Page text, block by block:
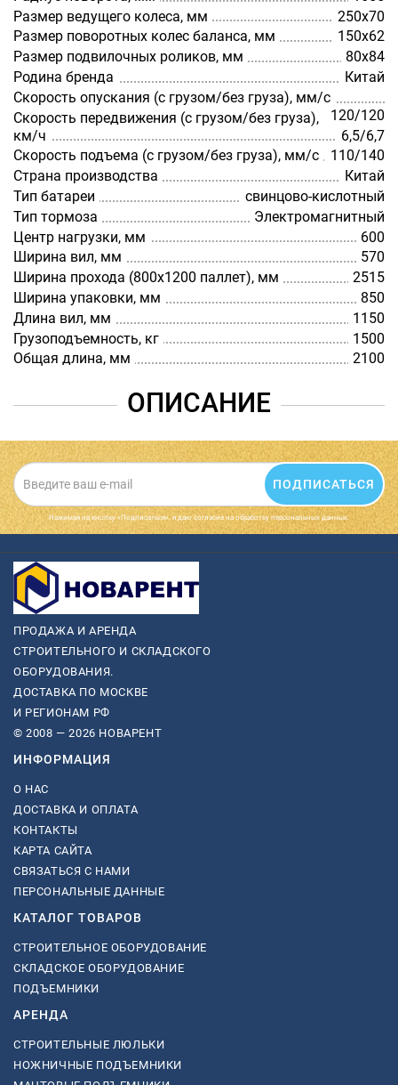
Размер ведущего колеса, мм
250x70
Размер поворотных колес баланса, мм
150х62
Размер подвилочных роликов, мм
80х84
Родина бренда
Китай
Скорость опускания (с грузом/без груза), мм/с
120/120
Скорость передвижения (с грузом/без груза),
км/ч
6,5/6,7
Скорость подъема (с грузом/без груза), мм/с
110/140
Страна производства
Китай
Тип батареи
свинцово-кислотный
Тип тормоза
Электромагнитный
Центр нагрузки, мм
600
Ширина вил, мм
570
Ширина прохода (800х1200 паллет), мм
2515
Ширина упаковки, мм
850
Длина вил, мм
1150
Грузоподъемность, кг
1500
Общая длина, мм
2100
ОПИСАНИЕ
ПОДПИСАТЬСЯ
Нажимая на кнопку «Подписаться», я даю cогласие на обработку персональных данных.
ПРОДАЖА И АРЕНДА
СТРОИТЕЛЬНОГО И СКЛАДСКОГО
ОБОРУДОВАНИЯ.
ДОСТАВКА ПО МОСКВЕ
И РЕГИОНАМ РФ
© 2008 — 2026 НОВАРЕНТ
ИНФОРМАЦИЯ
О НАС
ДОСТАВКА И ОПЛАТА
КОНТАКТЫ
КАРТА САЙТА
СВЯЗАТЬСЯ С НАМИ
ПЕРСОНАЛЬНЫЕ ДАННЫЕ
КАТАЛОГ ТОВАРОВ
СТРОИТЕЛЬНОЕ ОБОРУДОВАНИЕ
СКЛАДСКОЕ ОБОРУДОВАНИЕ
ПОДЪЕМНИКИ
АРЕНДА
СТРОИТЕЛЬНЫЕ ЛЮЛЬКИ
НОЖНИЧНЫЕ ПОДЪЕМНИКИ